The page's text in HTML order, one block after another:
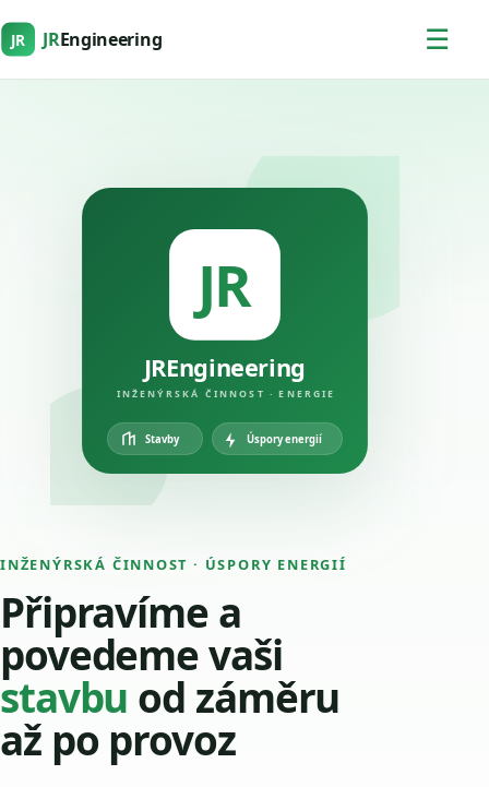
JR JREngineering ☰
INŽENÝRSKÁ ČINNOST · ÚSPORY ENERGIÍ
Připravíme a
povedeme vaši
stavbu od záměru
až po provoz
JR
JREngineering
INŽENÝRSKÁ ČINNOST · ENERGIE
Stavby Úspory energií